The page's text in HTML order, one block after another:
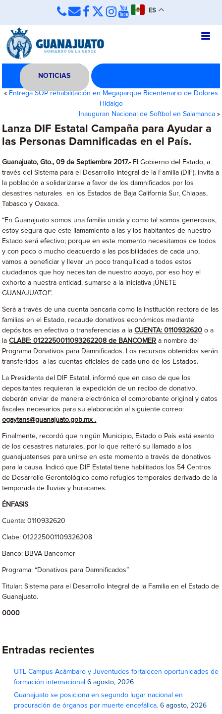
ES
NOTICIAS
« Entrega SOP rehabilitación en Megaparque Bicentenario de Dolores
Hidalgo
Inauguran Nacional de Softbol en Salamanca»
Lanza DIF Estatal Campaña para Ayudar a
las Personas Damnificadas en el País.
Guanajuato, Gto., 09 de Septiembre 2017.- El Gobierno del Estado, a
través del Sistema para el Desarrollo Integral de la Familia (DIF), invita a
la población a solidarizarse a favor de los damnificados por los
desastres naturales en los Estados de Baja California Sur, Chiapas,
Tabasco y Oaxaca.
“En Guanajuato somos una familia unida y como tal somos generosos,
estoy segura que este llamamiento a las y los habitantes de nuestro
Estado será efectivo; porque en este momento necesitamos de todos
y con poco o mucho deacuerdo a las posibilidades de cada uno,
vamos a beneficiar y llevar un poco tranquilidad a todos estos
ciudadanos que hoy necesitan de nuestro apoyo, por eso hoy el
exhorto a nuestra entidad, sumarse a la iniciativa ¡ÚNETE
GUANAJUATO!”.
Será a través de una cuenta bancaria como la institución rectora de las
familias en el Estado, recaude donativos económicos mediante
depósitos en efectivo o transferencias a laCUENTA: 0110932620 o a
laCLABE: 0122250011093262208 de BANCOMER a nombre del
Programa Donativos para Damnificados. Los recursos obtenidos serán
transferidos a las cuentas oficiales de cada uno de los Estados.
La Presidenta del DIF Estatal, informó que en caso de que los
depositantes requieran la expedición de un recibo de donativo,
deberán enviar de manera electrónica el comprobante original y datos
fiscales necesarios para su elaboración al siguiente correo:
ogaytans@guanajuato.gob.mx .
Finalmente, recordó que ningún Municipio, Estado o País está exento
de los desastres naturales, por lo que reiteró su llamado a los
guanajuatenses para unirse en este momento a través de donativos
para la causa. Indicó que DIF Estatal tiene habilitados los 54 Centros
de Desarrollo Gerontológico como refugios temporales derivado de la
temporada de lluvias y huracanes.
ÉNFASIS
Cuenta: 0110932620
Clabe: 012225001109326208
Banco: BBVA Bancomer
Programa: “Donativos para Damnificados”
Titular: Sistema para el Desarrollo Integral de la Familia en el Estado de
Guanajuato.
0000
Entradas recientes
UTL Campus Acámbaro y Juventudes fortalecen oportunidades de
formación internacional 6 agosto, 2026
Guanajuato se posiciona en segundo lugar nacional en
procuración de órganos por muerte encefálica. 6 agosto, 2026